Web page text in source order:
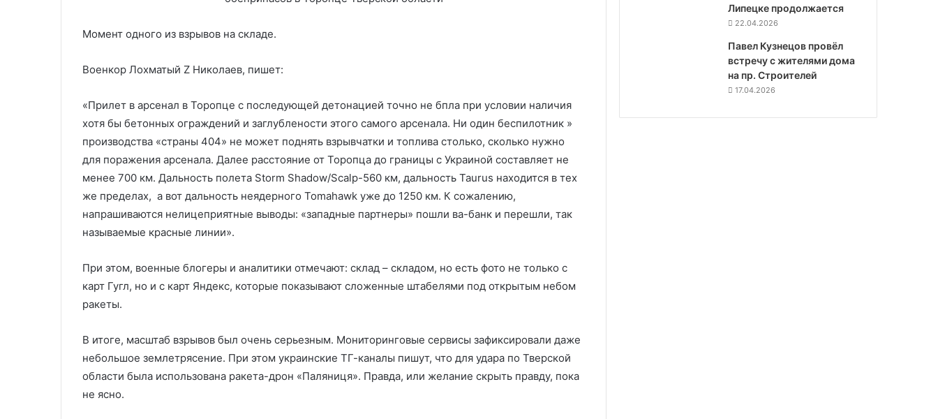
Момент одного из взрывов на складе.
Военкор Лохматый Z Николаев, пишет:
«Прилет в арсенал в Торопце с последующей детонацией точно не бпла при условии наличия
хотя бы бетонных ограждений и заглублености этого самого арсенала. Ни один беспилотник »
производства «страны 404» не может поднять взрывчатки и топлива столько, сколько нужно
для поражения арсенала. Далее расстояние от Торопца до границы с Украиной составляет не
менее 700 км. Дальность полета Storm Shadow/Scalp-560 км, дальность Taurus находится в тех
же пределах, а вот дальность неядерного Tomahawk уже до 1250 км. К сожалению,
напрашиваются нелицеприятные выводы: «западные партнеры» пошли ва-банк и перешли, так
называемые красные линии».
При этом, военные блогеры и аналитики отмечают: склад – складом, но есть фото не только с
карт Гугл, но и с карт Яндекс, которые показывают сложенные штабелями под открытым небом
ракеты.
В итоге, масштаб взрывов был очень серьезным. Мониторинговые сервисы зафиксировали даже
небольшое землетрясение. При этом украинские ТГ-каналы пишут, что для удара по Тверской
области была использована ракета-дрон «Паляниця». Правда, или желание скрыть правду, пока
не ясно.
Липецке продолжается
22.04.2026
Павел Кузнецов провёл
встречу с жителями дома
на пр. Строителей
17.04.2026